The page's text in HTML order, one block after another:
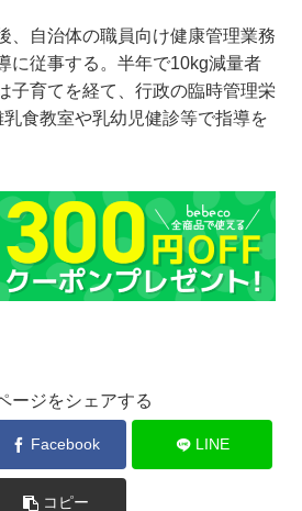
、自治体の職員向け健康管理業務
に従事する。半年で10kg減量者
子育てを経て、行政の臨時管理栄
食教室や乳幼児健診等で指導を
ージをシェアする
Facebook LINE
コピー